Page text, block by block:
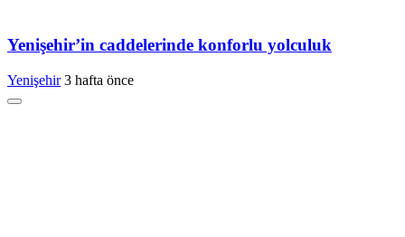
Yenişehir’in caddelerinde konforlu yolculuk
Yenişehir 3 hafta önce